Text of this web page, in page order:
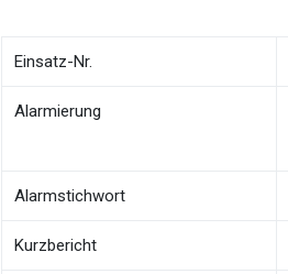
Einsatz-Nr.
Alarmierung
Alarmstichwort
Kurzbericht